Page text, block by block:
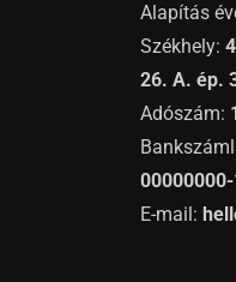
Alapítás
Székhely:
26. A. ép.
Adószám:
E-mail: